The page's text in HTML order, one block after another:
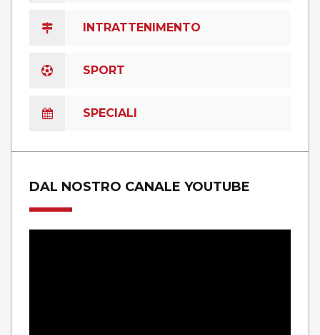
INTRATTENIMENTO
SPORT
SPECIALI
DAL NOSTRO CANALE YOUTUBE